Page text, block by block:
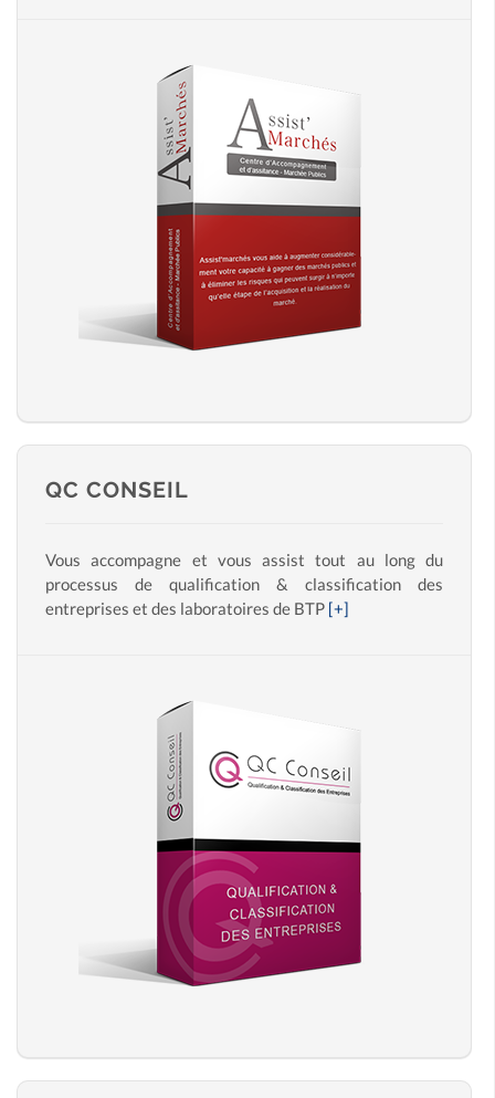
QC CONSEIL
Vous accompagne et vous assist tout au long du
processus de qualification & classification des
entreprises et des laboratoires de BTP [+]